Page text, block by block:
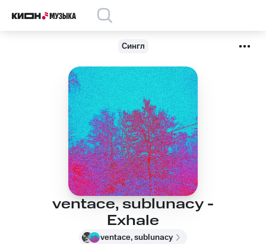
Сингл
ventace, sublunacy -
Exhale
ventace, sublunacy